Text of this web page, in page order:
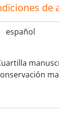
de
español